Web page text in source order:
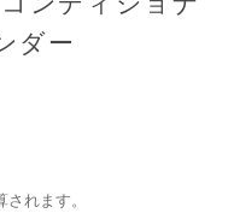
ダー
れます。